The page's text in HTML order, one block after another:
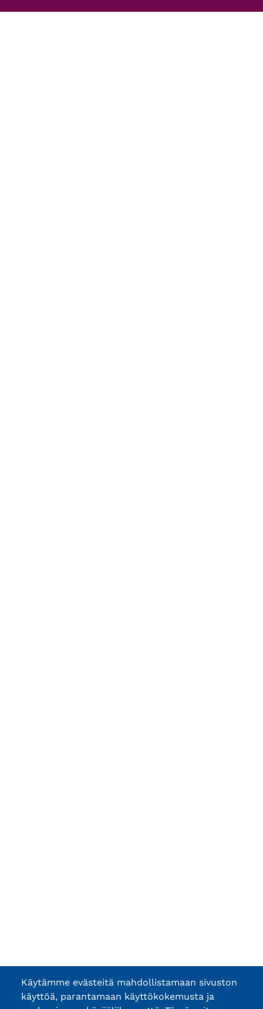
Käytämme evästeitä mahdollistamaan sivuston
käyttöä, parantamaan käyttökokemusta ja